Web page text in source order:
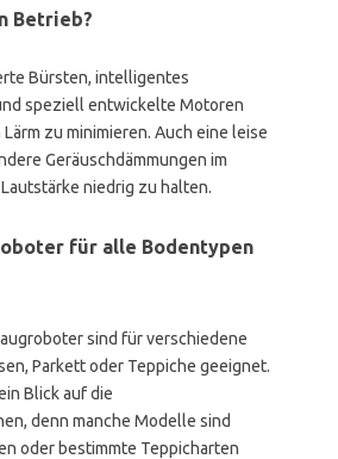
Betrieb?
Bürsten, intelligentes
speziell entwickelte Motoren
zu minimieren. Auch eine leise
Geräuschdämmungen im
niedrig zu halten.
für alle Bodentypen
sind für verschiedene
Parkett oder Teppiche geeignet.
Blick auf die
denn manche Modelle sind
oder bestimmte Teppicharten